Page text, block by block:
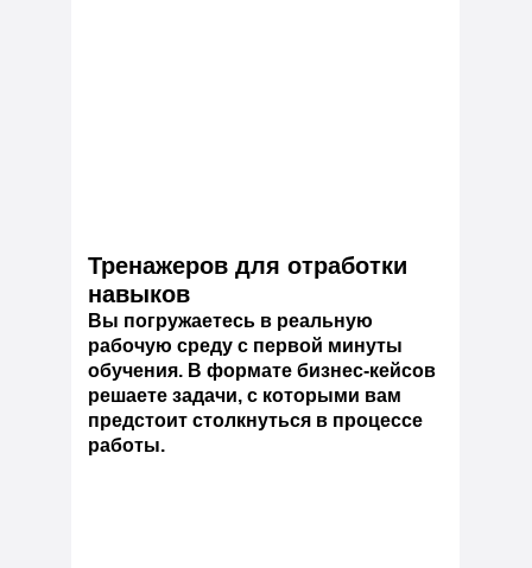
Тренажеров для отработки
навыков
Вы погружаетесь в реальную
рабочую среду с первой минуты
обучения. В формате бизнес-кейсов
решаете задачи, с которыми вам
предстоит столкнуться в процессе
работы.